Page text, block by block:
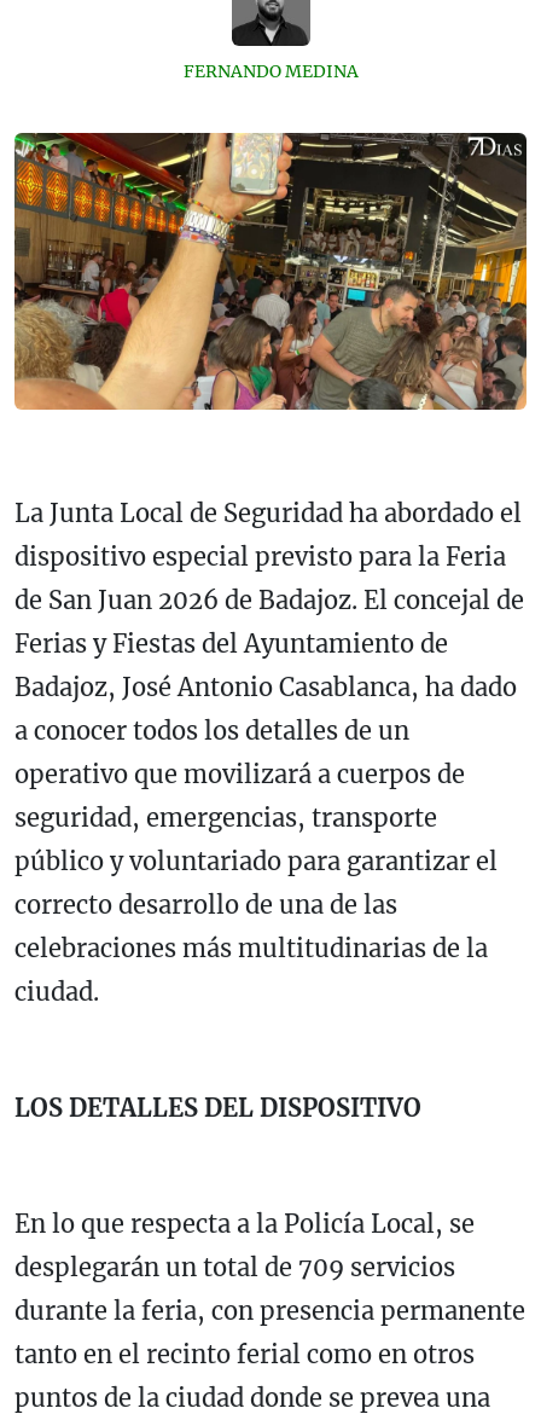
FERNANDO MEDINA
La Junta Local de Seguridad ha abordado el
dispositivo especial previsto para la Feria
de San Juan 2026 de Badajoz. El concejal de
Ferias y Fiestas del Ayuntamiento de
Badajoz, José Antonio Casablanca, ha dado
a conocer todos los detalles de un
operativo que movilizará a cuerpos de
seguridad, emergencias, transporte
público y voluntariado para garantizar el
correcto desarrollo de una de las
celebraciones más multitudinarias de la
ciudad.
LOS DETALLES DEL DISPOSITIVO
En lo que respecta a la Policía Local, se
desplegarán un total de 709 servicios
durante la feria, con presencia permanente
tanto en el recinto ferial como en otros
puntos de la ciudad donde se prevea una